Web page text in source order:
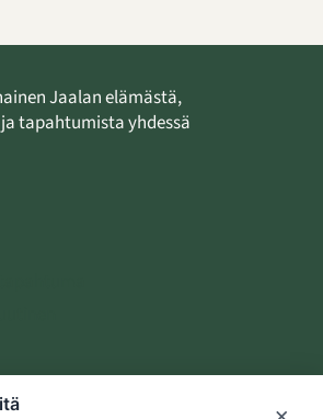
Jaalan elämästä,
tapahtumista yhdessä